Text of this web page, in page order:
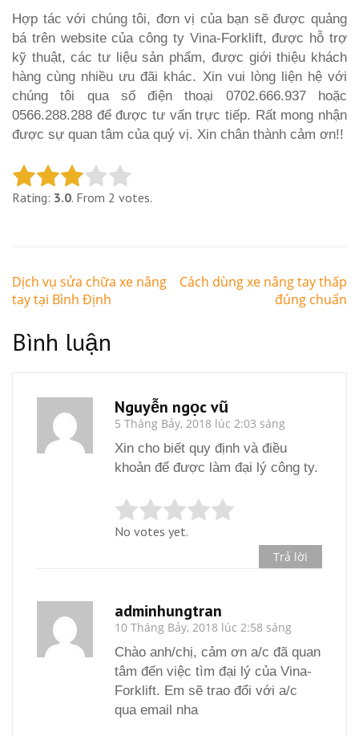
Hợp tác với chúng tôi, đơn vị của bạn sẽ được quảng
bá trên website của công ty Vina-Forklift, được hỗ trợ
kỹ thuật, các tư liệu sản phẩm, được giới thiệu khách
hàng cùng nhiều ưu đãi khác. Xin vui lòng liện hệ với
chúng tôi qua số điện thoại 0702.666.937 hoặc
0566.288.288 để được tư vấn trực tiếp. Rất mong nhận
được sự quan tâm của quý vị. Xin chân thành cảm ơn!!
Rating: 3.0. From 2 votes.
Điều
hướng
bài
viết
Dịch vụ sửa chữa xe nâng
tay tại Bình Định
Cách dùng xe nâng tay thấp
đúng chuẩn
Bình luận
Nguyễn ngọc vũ
5 Tháng Bảy, 2018 lúc 2:03 sáng
Xin cho biết quy định và điều
khoản để được làm đại lý công ty.
No votes yet.
Trả lời
adminhungtran
10 Tháng Bảy, 2018 lúc 2:58 sáng
Chào anh/chị, cảm ơn a/c đã quan
tâm đến việc tìm đại lý của Vina-
Forklift. Em sẽ trao đổi với a/c
qua email nha